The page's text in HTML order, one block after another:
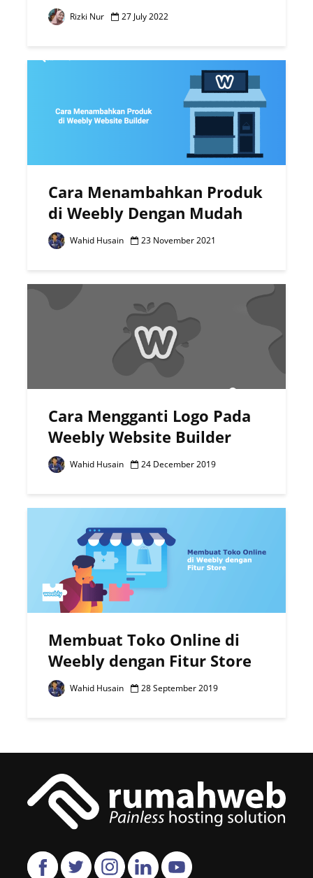
Rizki Nur 27 July 2022
Cara Menambahkan Produk
di Weebly Dengan Mudah
Wahid Husain 23 November 2021
Cara Mengganti Logo Pada
Weebly Website Builder
Wahid Husain 24 December 2019
Membuat Toko Online di
Weebly dengan Fitur Store
Wahid Husain 28 September 2019